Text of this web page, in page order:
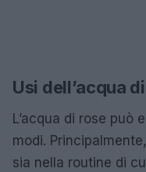
Usi dell’acqua
L’acqua di rose può
modi.
sia nella routine di